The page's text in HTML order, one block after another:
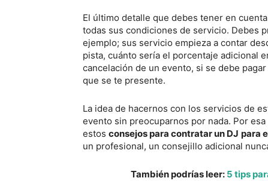
El último detalle que debes tener en
todas sus condiciones de servicio. Debes
ejemplo; sus servicio empieza a contar
pista, cuánto sería el porcentaje adicional
cancelación de un evento, si se debe
que se te presente.
La idea de hacernos con los servicios de
evento sin preocuparnos por nada. Por
estos consejos para contratar un DJ para
un profesional, un consejillo adicional
También podrías leer: 5 tips